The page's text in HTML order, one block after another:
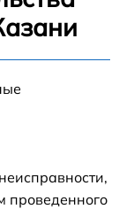
проведенного